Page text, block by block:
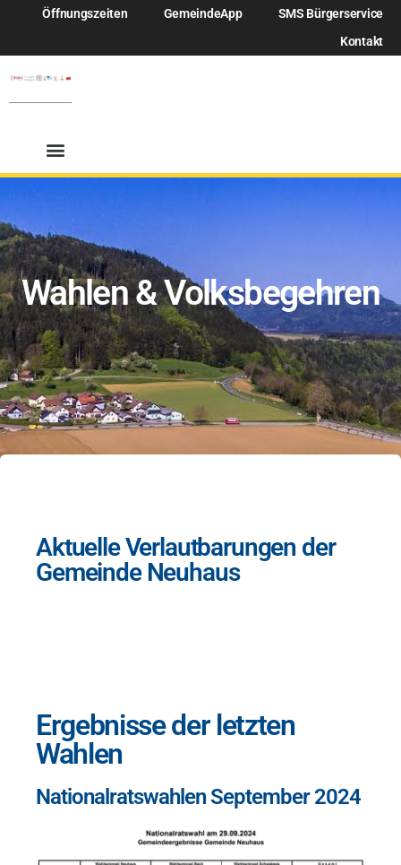
Öffnungszeiten GemeindeApp
SMS Bürgerservice
Kontakt
Wahlen & Volksbegehren
Aktuelle Verlautbarungen der
Gemeinde Neuhaus
Ergebnisse der letzten
Wahlen
Nationalratswahlen September 2024